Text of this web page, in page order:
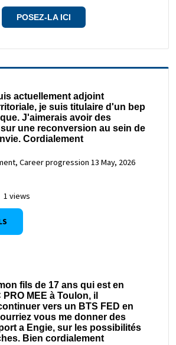
POSEZ-LA ICI
actuellement adjoint
je suis titulaire d'un bep
J'aimerais avoir des
une reconversion au sein de
Cordialement
Career progression 13 May, 2026
1 views
fils de 17 ans qui est en
MEE à Toulon, il
vers un BTS FED en
vous me donner des
a Engie, sur les possibilités
Bien cordialement